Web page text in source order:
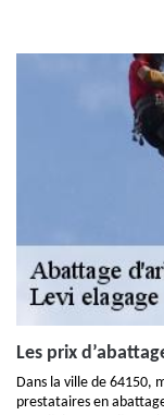
Les prix
Dans la ville de 64150,
prestataires en